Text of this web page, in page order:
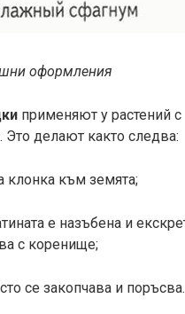
оформления
применяют у растений с
Это делают както следва:
клонка към земята;
е назъбена и
с коренище;
се закопчава и поръсва.